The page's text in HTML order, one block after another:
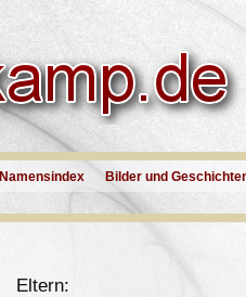
Namensindex Bilder und
Eltern: